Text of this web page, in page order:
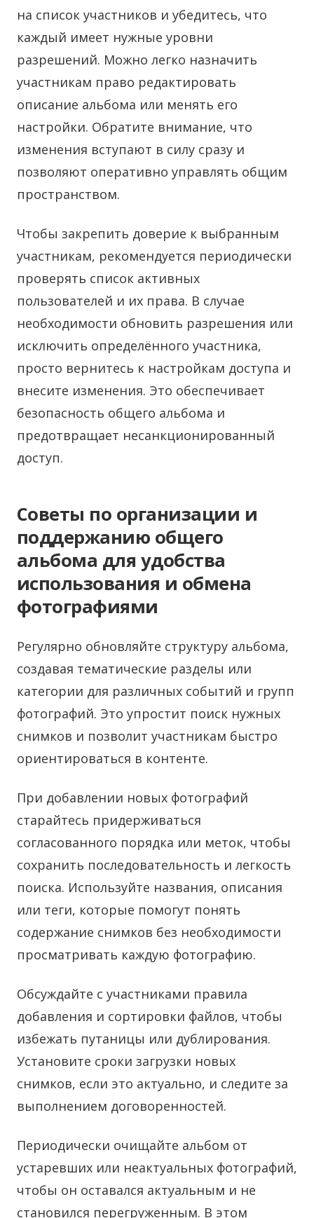
на список участников и убедитесь, что
каждый имеет нужные уровни
разрешений. Можно легко назначить
участникам право редактировать
описание альбома или менять его
настройки. Обратите внимание, что
изменения вступают в силу сразу и
позволяют оперативно управлять общим
пространством.
Чтобы закрепить доверие к выбранным
участникам, рекомендуется периодически
проверять список активных
пользователей и их права. В случае
необходимости обновить разрешения или
исключить определённого участника,
просто вернитесь к настройкам доступа и
внесите изменения. Это обеспечивает
безопасность общего альбома и
предотвращает несанкционированный
доступ.
Советы по организации и
поддержанию общего
альбома для удобства
использования и обмена
фотографиями
Регулярно обновляйте структуру альбома,
создавая тематические разделы или
категории для различных событий и групп
фотографий. Это упростит поиск нужных
снимков и позволит участникам быстро
ориентироваться в контенте.
При добавлении новых фотографий
старайтесь придерживаться
согласованного порядка или меток, чтобы
сохранить последовательность и легкость
поиска. Используйте названия, описания
или теги, которые помогут понять
содержание снимков без необходимости
просматривать каждую фотографию.
Обсуждайте с участниками правила
добавления и сортировки файлов, чтобы
избежать путаницы или дублирования.
Установите сроки загрузки новых
снимков, если это актуально, и следите за
выполнением договоренностей.
Периодически очищайте альбом от
устаревших или неактуальных фотографий,
чтобы он оставался актуальным и не
становился перегруженным. В этом